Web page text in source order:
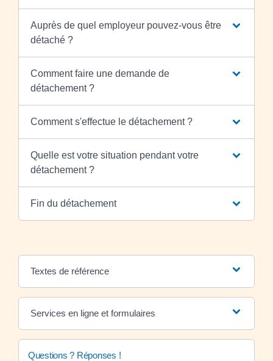
Auprès de quel employeur pouvez-vous être
détaché ?
Comment faire une demande de
détachement ?
Comment s'effectue le détachement ?
Quelle est votre situation pendant votre
détachement ?
Fin du détachement
Textes de référence
Services en ligne et formulaires
Questions ? Réponses !